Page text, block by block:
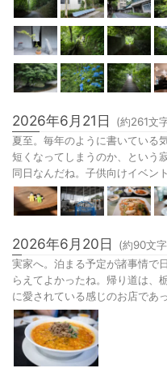
2026年6月21日 (約261文
夏至。毎年のように書いている
短くなってしまうのか、という
同日なんだね。子供向けイベン
2026年6月20日 (約90文
実家へ。泊まる予定が諸事情で
らえてよかったね。帰り道は、
に愛されている感じのお店であ